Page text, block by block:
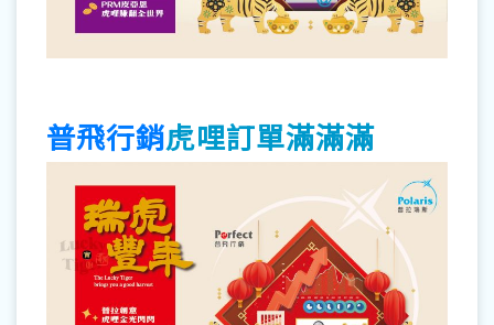
普飛行銷虎哩訂單滿滿滿